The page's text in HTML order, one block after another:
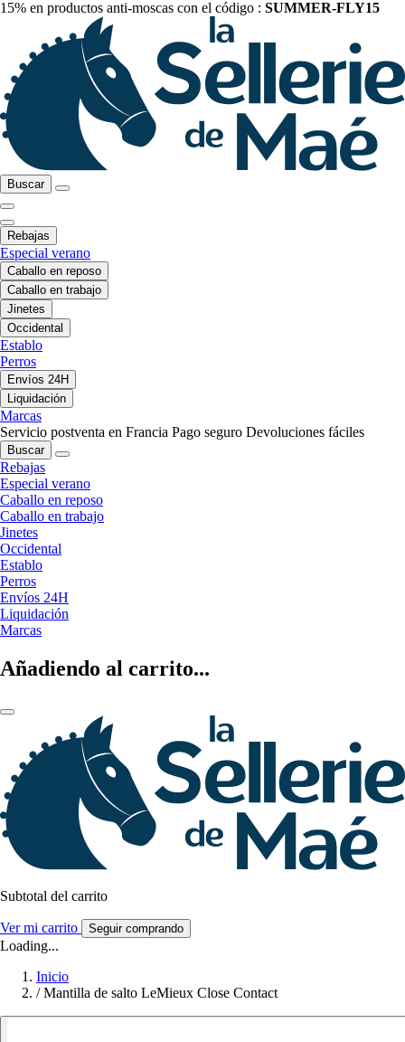
15% en productos anti-moscas con el código : SUMMER-FLY15
Buscar
Rebajas
Especial verano
Caballo en reposo
Caballo en trabajo
Jinetes
Occidental
Establo
Perros
Envíos 24H
Liquidación
Marcas
Servicio postventa en Francia Pago seguro Devoluciones fáciles
Buscar
Rebajas
Especial verano
Caballo en reposo
Caballo en trabajo
Jinetes
Occidental
Establo
Perros
Envíos 24H
Liquidación
Marcas
Añadiendo al carrito...
Subtotal del carrito
Ver mi carrito Seguir comprando
Loading...
Inicio
/ Mantilla de salto LeMieux Close Contact